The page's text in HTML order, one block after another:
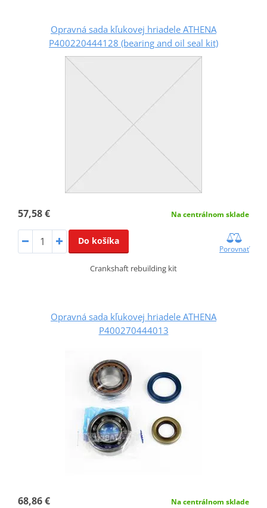
Opravná sada kľukovej hriadele ATHENA
P400220444128 (bearing and oil seal kit)
57,58 € Na centrálnom sklade
Do košíka
Porovnať
Crankshaft rebuilding kit
Opravná sada kľukovej hriadele ATHENA
P400270444013
68,86 € Na centrálnom sklade